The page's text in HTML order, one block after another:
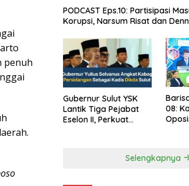
penuh
PODCAST Eps.10: Partisipasi
Korupsi, Narsum Risat dan
Gubernur Sulut YSK
Lantik Tiga Pejabat
Eselon II, Perkuat
08:
Selengkapnya